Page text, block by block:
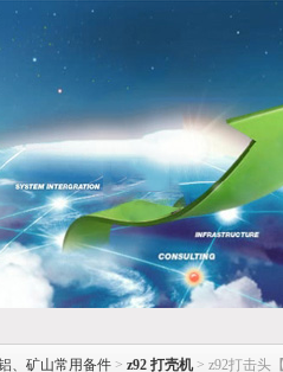
、矿山常用备件 > z92 打壳机> z92打击头